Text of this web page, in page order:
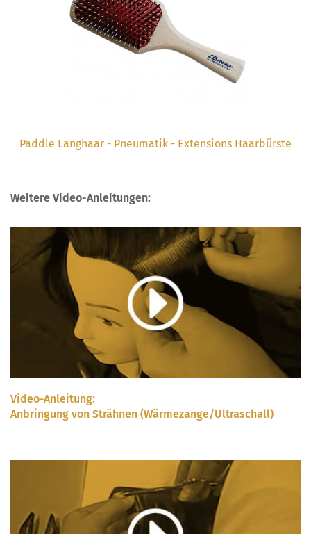
Paddle Langhaar - Pneumatik - Extensions Haarbürste
Weitere Video-Anleitungen:
Video-Anleitung:
Anbringung von Strähnen (Wärmezange/Ultraschall)